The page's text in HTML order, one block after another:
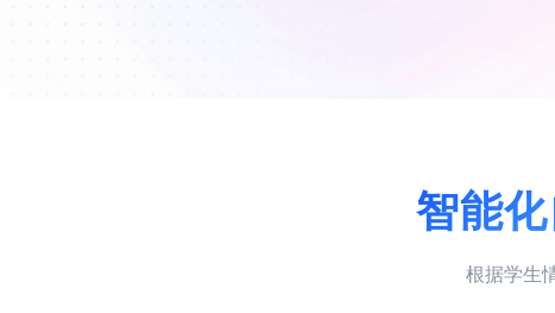
智能
根据学生